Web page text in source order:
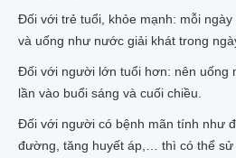
Đối với trẻ tuổi, khỏe mạnh: mỗi
và uống như nước giải khát trong
Đối với người lớn tuổi hơn: nên uống
lần vào buổi sáng và cuối chiều.
Đối với người có bệnh mãn tính như
đường, tăng huyết áp,… thì có thể